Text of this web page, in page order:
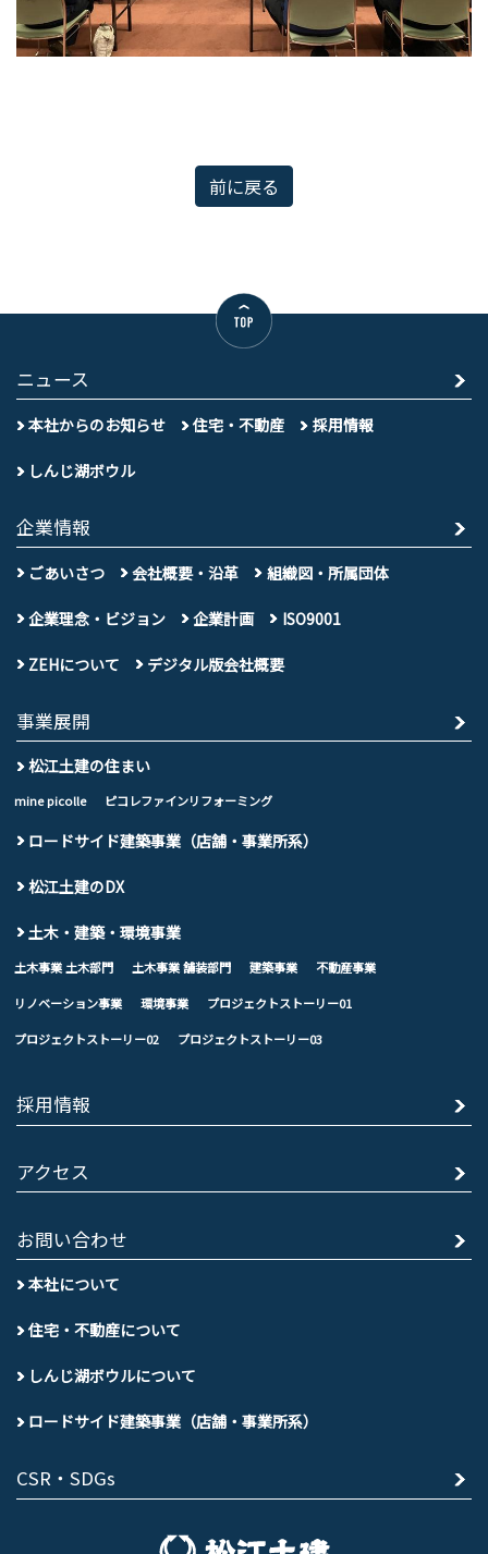
前に戻る
ニュース
本社からのお知らせ 住宅・不動産 採用情報
しんじ湖ボウル
企業情報
ごあいさつ 会社概要・沿革 組織図・所属団体
企業理念・ビジョン 企業計画 ISO9001
ZEHについて デジタル版会社概要
事業展開
松江土建の住まい
mine picolle ピコレファインリフォーミング
ロードサイド建築事業（店舗・事業所系）
松江土建のDX
土木・建築・環境事業
土木事業 土木部門 土木事業 舗装部門 建築事業 不動産事業
リノベーション事業 環境事業 プロジェクトストーリー01
プロジェクトストーリー02 プロジェクトストーリー03
採用情報
アクセス
お問い合わせ
本社について
住宅・不動産について
しんじ湖ボウルについて
ロードサイド建築事業（店舗・事業所系）
CSR・SDGs